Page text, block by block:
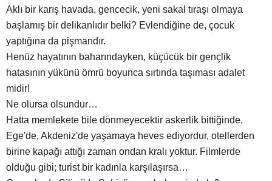
Aklı bir karış havada, gencecik, yeni sakal tıraşı olmaya
başlamış bir delikanlıdır belki? Evlendiğine de, çocuk
yaptığına da pişmandır.
Henüz hayatının baharındayken, küçücük bir gençlik
hatasının yükünü ömrü boyunca sırtında taşıması adalet
midir!
Ne olursa olsundur…
Hatta memlekete bile dönmeyecektir askerlik bittiğinde,
Ege'de, Akdeniz'de yaşamaya heves ediyordur, otellerden
birine kapağı attığı zaman ondan kralı yoktur. Filmlerde
olduğu gibi; turist bir kadınla karşılaşırsa…